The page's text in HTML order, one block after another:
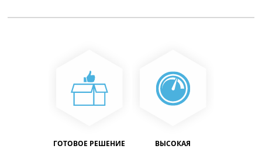
ГОТОВОЕ РЕШЕНИЕ
ВЫСОКАЯ